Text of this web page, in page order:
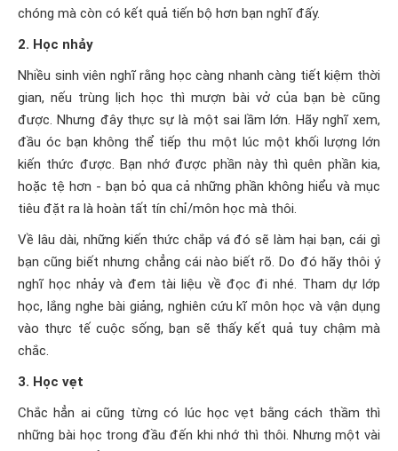
chóng mà còn có kết quả tiến bộ hơn bạn nghĩ đấy.
2. Học nhảy
Nhiều sinh viên nghĩ rằng học càng nhanh càng tiết kiệm thời
gian, nếu trùng lịch học thì mượn bài vở của bạn bè cũng
được. Nhưng đây thực sự là một sai lầm lớn. Hãy nghĩ xem,
đầu óc bạn không thể tiếp thu một lúc một khối lượng lớn
kiến thức được. Bạn nhớ được phần này thì quên phần kia,
hoặc tệ hơn - bạn bỏ qua cả những phần không hiểu và mục
tiêu đặt ra là hoàn tất tín chỉ/môn học mà thôi.
Về lâu dài, những kiến thức chắp vá đó sẽ làm hại bạn, cái gì
bạn cũng biết nhưng chẳng cái nào biết rõ. Do đó hãy thôi ý
nghĩ học nhảy và đem tài liệu về đọc đi nhé. Tham dự lớp
học, lắng nghe bài giảng, nghiên cứu kĩ môn học và vận dụng
vào thực tế cuộc sống, bạn sẽ thấy kết quả tuy chậm mà
chắc.
3. Học vẹt
Chắc hẳn ai cũng từng có lúc học vẹt bằng cách thầm thì
những bài học trong đầu đến khi nhớ thì thôi. Nhưng một vài